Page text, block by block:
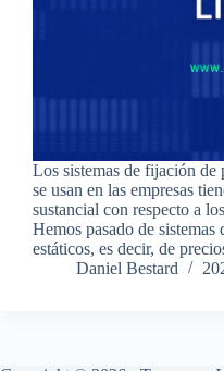
Los sistemas de fijación de
se usan en las empresas
sustancial con respecto a
Hemos pasado de
estáticos, es decir, de
Daniel Bestard